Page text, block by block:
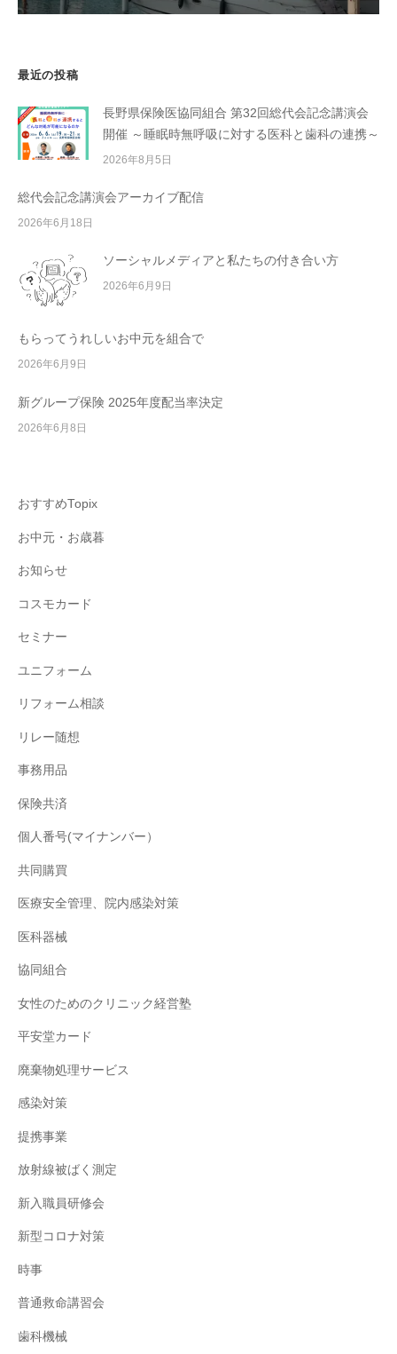
最近の投稿
長野県保険医協同組合 第32回総代会記念講演会
開催 ～睡眠時無呼吸に対する医科と歯科の連携～
2026年8月5日
総代会記念講演会アーカイブ配信
2026年6月18日
ソーシャルメディアと私たちの付き合い方
2026年6月9日
もらってうれしいお中元を組合で
2026年6月9日
新グループ保険 2025年度配当率決定
2026年6月8日
おすすめTopix
お中元・お歳暮
お知らせ
コスモカード
セミナー
ユニフォーム
リフォーム相談
リレー随想
事務用品
保険共済
個人番号(マイナンバー）
共同購買
医療安全管理、院内感染対策
医科器械
協同組合
女性のためのクリニック経営塾
平安堂カード
廃棄物処理サービス
感染対策
提携事業
放射線被ばく測定
新入職員研修会
新型コロナ対策
時事
普通救命講習会
歯科機械